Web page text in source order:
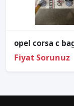
Fiyat Sorunuz